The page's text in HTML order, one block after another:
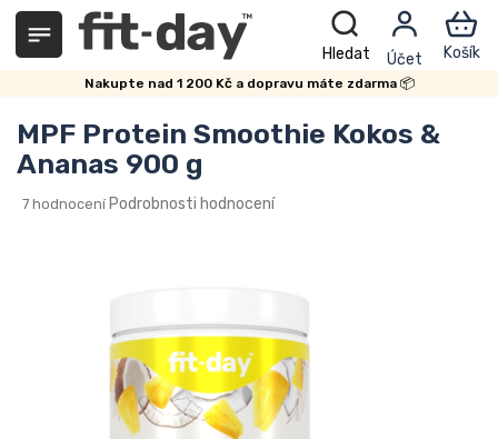
Přejít
obsah
Nakupte nad 1 200 Kč a dopravu máte zdarma 📦
MPF Protein Smoothie Kokos &
Ananas 900 g
Průměrné
7 hodnocení Podrobnosti hodnocení